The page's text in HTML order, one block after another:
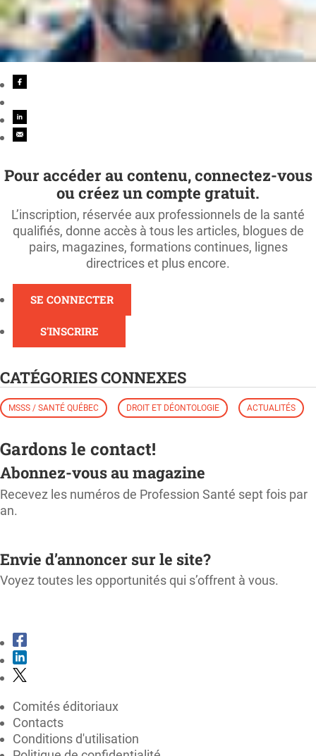
Pour accéder au contenu, connectez-vous
ou créez un compte gratuit.
L’inscription, réservée aux professionnels de la santé
qualifiés, donne accès à tous les articles, blogues de
pairs, magazines, formations continues, lignes
directrices et plus encore.
SE CONNECTER
S'INSCRIRE
CATÉGORIES CONNEXES
MSSS / SANTÉ QUÉBEC DROIT ET DÉONTOLOGIE ACTUALITÉS
Gardons le contact!
Abonnez-vous au magazine
Recevez les numéros de Profession Santé sept fois par
an.
Envie d’annoncer sur le site?
Voyez toutes les opportunités qui s’offrent à vous.
Comités éditoriaux
Contacts
Conditions d'utilisation